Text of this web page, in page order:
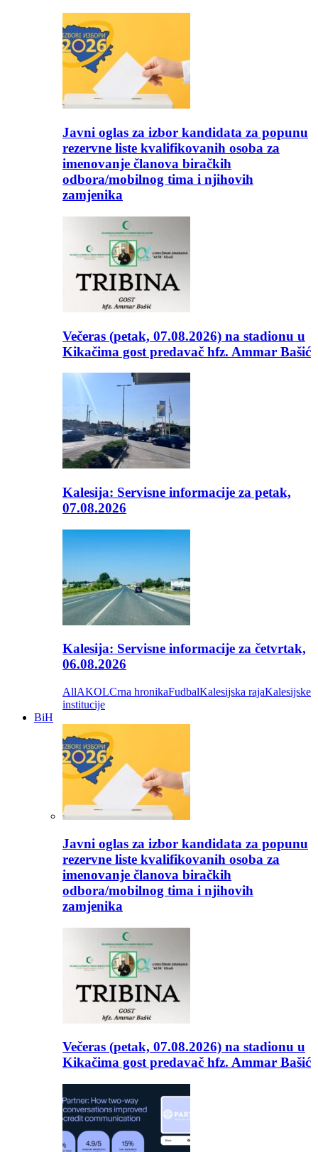
Javni oglas za izbor kandidata za popunu
rezervne liste kvalifikovanih osoba za
imenovanje članova biračkih
odbora/mobilnog tima i njihovih
zamjenika
Večeras (petak, 07.08.2026) na stadionu u
Kikačima gost predavač hfz. Ammar Bašić
Kalesija: Servisne informacije za petak,
07.08.2026
Kalesija: Servisne informacije za četvrtak,
06.08.2026
AllAKOLCrna hronikaFudbalKalesijska rajaKalesijske
institucije
BiH
Javni oglas za izbor kandidata za popunu
rezervne liste kvalifikovanih osoba za
imenovanje članova biračkih
odbora/mobilnog tima i njihovih
zamjenika
Večeras (petak, 07.08.2026) na stadionu u
Kikačima gost predavač hfz. Ammar Bašić